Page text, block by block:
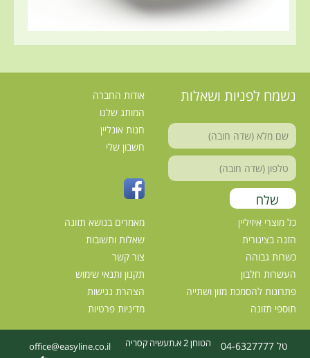
נשמח לפניות ושאלות
אודות החברה
המותג שלנו
חנות אונליין
חשבון שלי
כל מוצרי איזיליין
הזנה בצינורית
כשרות גבוהה
העשרות חלבון
פתרונות להסמכת מזון ושתייה
תוספי תזונה
מאמרים בנושא תזונה
שאלות ותשובות
צור קשר
תקנון ותנאי שימוש
הצהרת נגישות
מדיניות פרטיות
טל 04-6327777 הטוחן 2 א.תעשיה קסריה
office@easyline.co.il